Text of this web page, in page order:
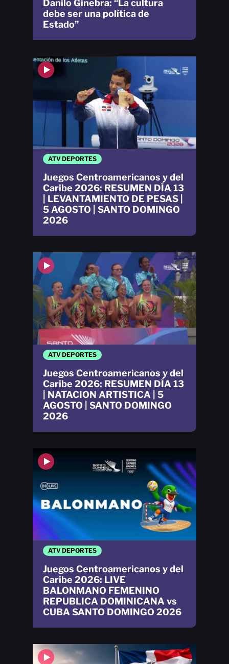
ATV DEPORTES
Juegos Centroamericanos y del
Caribe 2026: RESUMEN DÍA 13
| NATACION ARTISTICA | 5
AGOSTO | SANTO DOMINGO
2026
ATV DEPORTES
Juegos Centroamericanos y del
Caribe 2026: RESUMEN DÍA 13
| LEVANTAMIENTO DE PESAS |
5 AGOSTO | SANTO DOMINGO
2026
Danilo Ginebra: “La cultura
debe ser una política de
Estado”
ATV DEPORTES
Juegos Centroamericanos y del
Caribe 2026: LIVE
BALONMANO FEMENINO
REPUBLICA DOMINICANA vs
CUBA SANTO DOMINGO 2026